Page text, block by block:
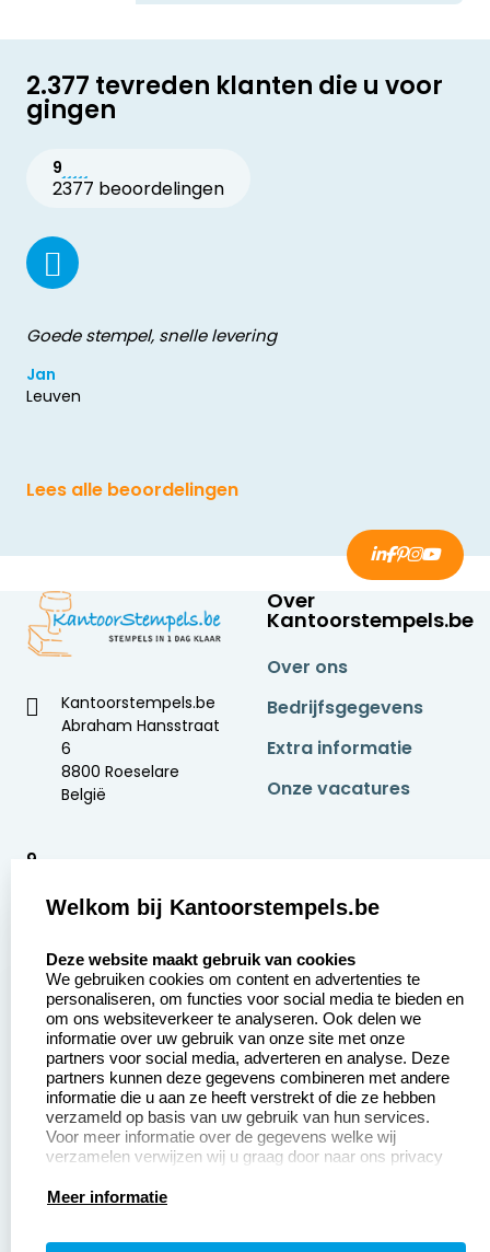
2.377 tevreden klanten die u voor
gingen
9
2377 beoordelingen
Goede stempel, snelle levering
Jan
Leuven
Lees alle beoordelingen
Kantoorstempels.be
Abraham Hansstraat
6
8800 Roeselare
België
9
Over
Kantoorstempels.be
Over ons
Bedrijfsgegevens
Extra informatie
Onze vacatures
Aanvraag op maat
Betaling &
Verzending
Wederverkoper
worden
Contact opnemen
Veel gestelde vragen
Retourneren
Herroepingsrecht
Productinformatie:
Instructiepagina
Welkom bij Kantoorstempels.be
Deze website maakt gebruik van cookies
We gebruiken cookies om content en advertenties te
personaliseren, om functies voor social media te bieden en
om ons websiteverkeer te analyseren. Ook delen we
informatie over uw gebruik van onze site met onze
partners voor social media, adverteren en analyse. Deze
partners kunnen deze gegevens combineren met andere
informatie die u aan ze heeft verstrekt of die ze hebben
verzameld op basis van uw gebruik van hun services.
Voor meer informatie over de gegevens welke wij
verzamelen verwijzen wij u graag door naar ons privacy
Meer informatie